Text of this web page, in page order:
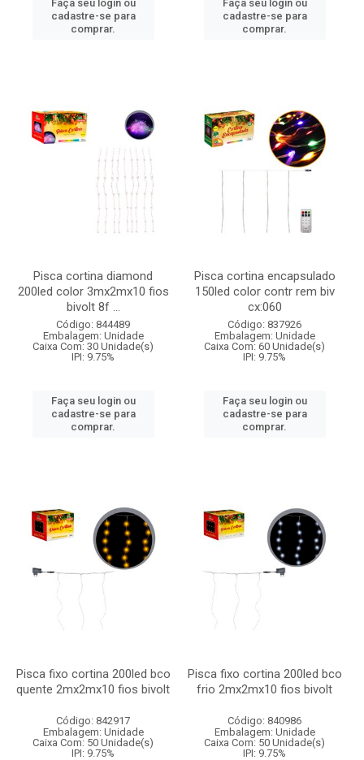
Faça seu login ou
cadastre-se para
comprar.
Faça seu login ou
cadastre-se para
comprar.
Pisca cortina diamond
200led color 3mx2mx10 fios
bivolt 8f ...
Código: 844489
Embalagem: Unidade
Caixa Com: 30 Unidade(s)
IPI: 9.75%
Faça seu login ou
cadastre-se para
comprar.
Pisca cortina encapsulado
150led color contr rem biv
cx:060
Código: 837926
Embalagem: Unidade
Caixa Com: 60 Unidade(s)
IPI: 9.75%
Faça seu login ou
cadastre-se para
comprar.
Pisca fixo cortina 200led bco
quente 2mx2mx10 fios bivolt
Código: 842917
Embalagem: Unidade
Caixa Com: 50 Unidade(s)
IPI: 9.75%
Pisca fixo cortina 200led bco
frio 2mx2mx10 fios bivolt
Código: 840986
Embalagem: Unidade
Caixa Com: 50 Unidade(s)
IPI: 9.75%